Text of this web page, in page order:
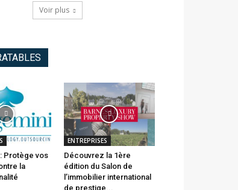
Voir plus
Protège vos
la
ENTREPRISES
Découvrez la 1ère
édition du Salon de
l’immobilier international
de prestige...